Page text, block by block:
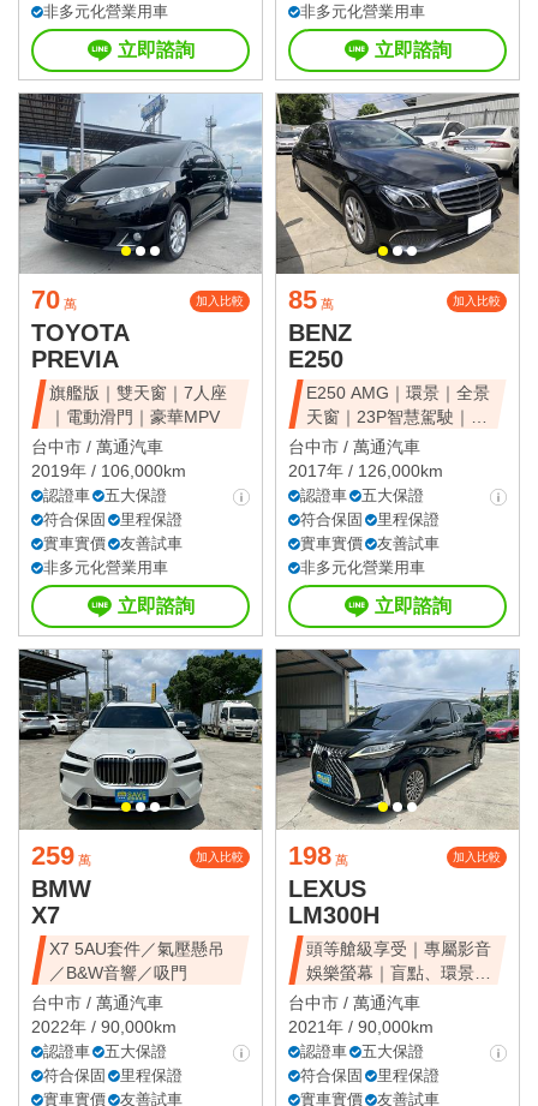
非多元化營業用車
立即諮詢
非多元化營業用車
立即諮詢
70 萬 加入比較
TOYOTA
PREVIA
旗艦版｜雙天窗｜7人座
｜電動滑門｜豪華MPV
台中市 / 萬通汽車
2019年 / 106,000km
認證車
五大保證
符合保固
里程保證
實車實價
友善試車
非多元化營業用車
立即諮詢
85 萬 加入比較
BENZ
E250
E250 AMG｜環景｜全景
天窗｜23P智慧駕駛｜總
代理
台中市 / 萬通汽車
2017年 / 126,000km
認證車
五大保證
符合保固
里程保證
實車實價
友善試車
非多元化營業用車
立即諮詢
259 萬 加入比較
BMW
X7
X7 5AU套件／氣壓懸吊
／B&W音響／吸門
台中市 / 萬通汽車
2022年 / 90,000km
認證車
五大保證
符合保固
里程保證
實車實價
友善試車
198 萬 加入比較
LEXUS
LM300H
頭等艙級享受｜專屬影音
娛樂螢幕｜盲點、環景、
雙電滑門、雙天窗
台中市 / 萬通汽車
2021年 / 90,000km
認證車
五大保證
符合保固
里程保證
實車實價
友善試車